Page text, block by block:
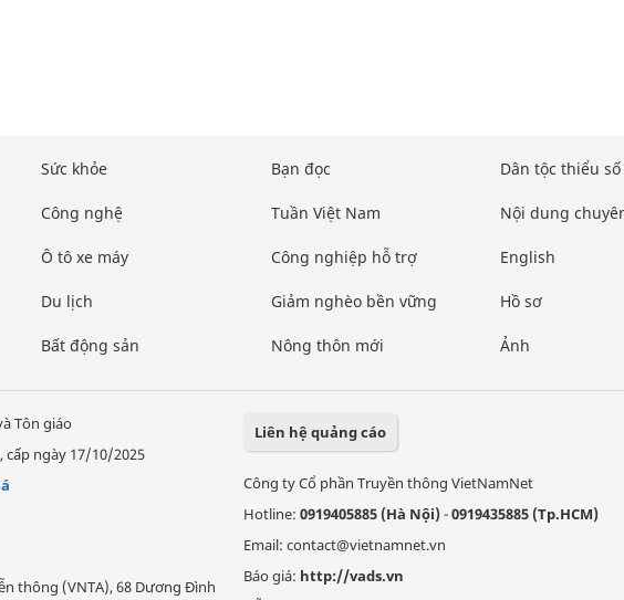
Sức khỏe
Công nghệ
Ô tô xe máy
Du lịch
Bất động sản
Bạn đọc
Tuần Việt Nam
Công nghiệp hỗ trợ
Giảm nghèo bền vững
Nông thôn mới
Dân tộc thiểu
Nội dung
English
Hồ sơ
Ảnh
Tôn giáo
cấp ngày 17/10/2025
thông (VNTA), 68 Dương Đình
Liên hệ quảng cáo
Công ty Cổ phần Truyền thông VietNamNet
Hotline: 0919405885 (Hà Nội)-0919435885 (Tp.HCM)
Email: contact@vietnamnet.vn
Báo giá: http://vads.vn